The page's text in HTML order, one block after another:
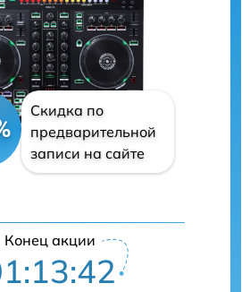
Скидка по
предварительной
записи на сайте
Конец акции